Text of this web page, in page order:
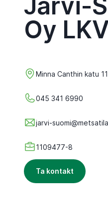
Oy
Minna Canthin katu
045 341 6990
jarvi-
1109477-8
Ta kontakt